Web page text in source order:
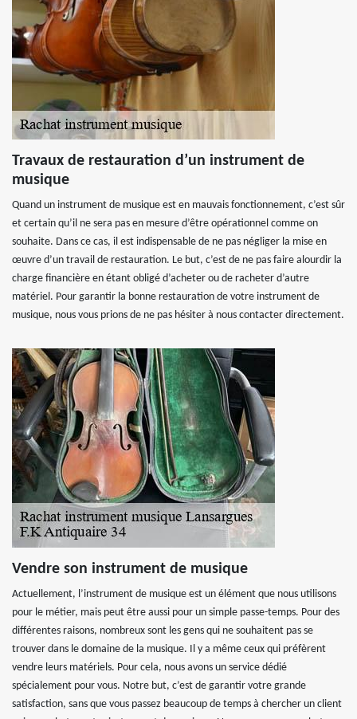
Travaux de restauration d’un instrument de
musique
Quand un instrument de musique est en mauvais fonctionnement, c’est sûr
et certain qu’il ne sera pas en mesure d’être opérationnel comme on
souhaite. Dans ce cas, il est indispensable de ne pas négliger la mise en
œuvre d’un travail de restauration. Le but, c’est de ne pas faire alourdir la
charge financière en étant obligé d’acheter ou de racheter d’autre
matériel. Pour garantir la bonne restauration de votre instrument de
musique, nous vous prions de ne pas hésiter à nous contacter directement.
Vendre son instrument de musique
Actuellement, l’instrument de musique est un élément que nous utilisons
pour le métier, mais peut être aussi pour un simple passe-temps. Pour des
différentes raisons, nombreux sont les gens qui ne souhaitent pas se
trouver dans le domaine de la musique. Il y a même ceux qui préfèrent
vendre leurs matériels. Pour cela, nous avons un service dédié
spécialement pour vous. Notre but, c’est de garantir votre grande
satisfaction, sans que vous passez beaucoup de temps à chercher un client